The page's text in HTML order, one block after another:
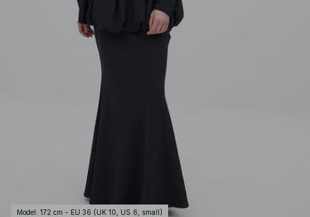
Model : 172 cm - EU 36 (UK 10, US 6, small)